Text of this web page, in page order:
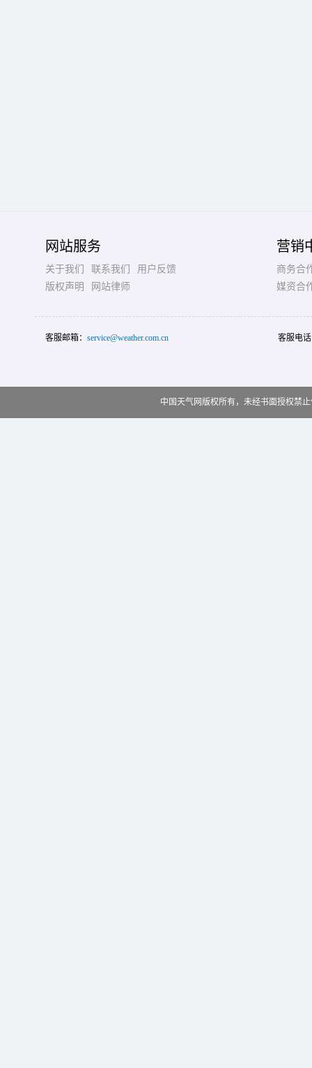
网站服务
关于我们 联系我们
用户反馈
版权声明
网站律师
营销
商务合
媒资合
客服邮箱： service@weather.com.cn 客服电
中国天气网版权所有，未经书面授权